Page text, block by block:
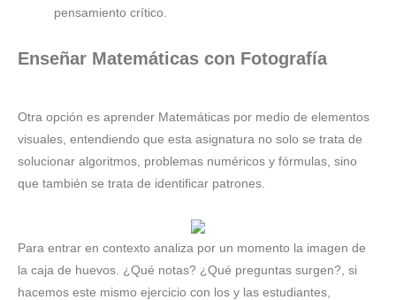
pensamiento crítico.
Enseñar Matemáticas con Fotografía
Otra opción es aprender Matemáticas por medio de elementos
visuales, entendiendo que esta asignatura no solo se trata de
solucionar algoritmos, problemas numéricos y fórmulas, sino
que también se trata de identificar patrones.
Para entrar en contexto analiza por un momento la imagen de
la caja de huevos. ¿Qué notas? ¿Qué preguntas surgen?, si
hacemos este mismo ejercicio con los y las estudiantes,